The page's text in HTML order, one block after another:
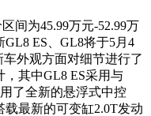
间为45.99万元-52.99万
ES、GL8将于5月4
外观方面对细节进行了
其中GL8 ES采用与
了全新的悬浮式中控
最新的可变缸2.0T发动